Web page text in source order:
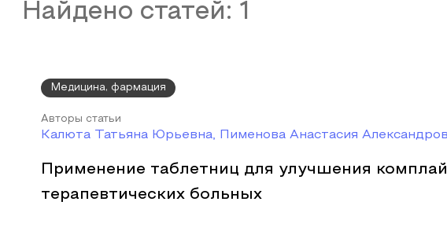
Найдено статей: 1
Медицина, фармация
Авторы статьи
Калюта Татьяна Юрьевна, Пименова Анастасия
Применение таблетниц для улучшения
терапевтических больных